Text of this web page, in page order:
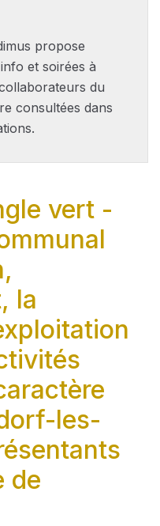
propose
et soirées à
du
consultées dans
vert -
la
les-
de